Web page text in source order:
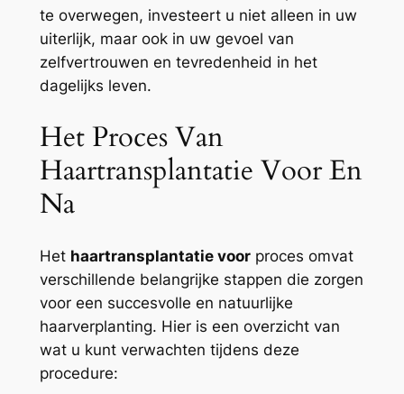
te overwegen, investeert u niet alleen in uw
uiterlijk, maar ook in uw gevoel van
zelfvertrouwen en tevredenheid in het
dagelijks leven.
Het Proces Van
Haartransplantatie Voor En
Na
Het haartransplantatie voorproces omvat
verschillende belangrijke stappen die zorgen
voor een succesvolle en natuurlijke
haarverplanting. Hier is een overzicht van
wat u kunt verwachten tijdens deze
procedure: